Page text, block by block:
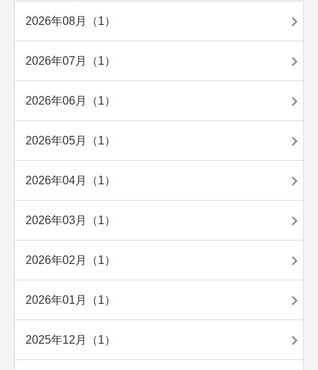
2026年08月（1）
2026年07月（1）
2026年06月（1）
2026年05月（1）
2026年04月（1）
2026年03月（1）
2026年02月（1）
2026年01月（1）
2025年12月（1）